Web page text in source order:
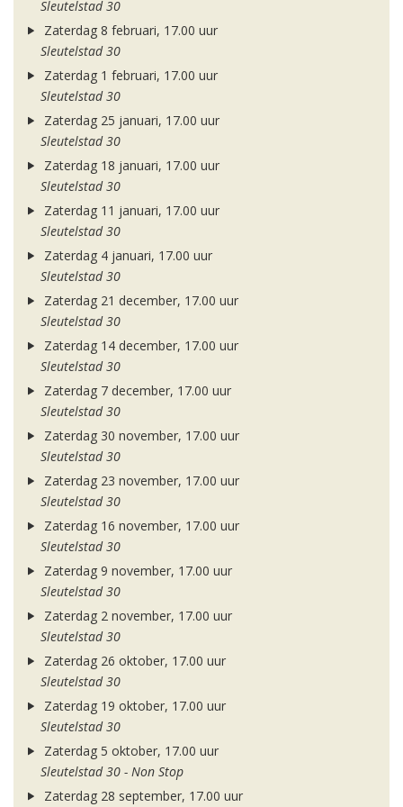
Sleutelstad 30
Zaterdag 8 februari, 17.00 uur
Sleutelstad 30
Zaterdag 1 februari, 17.00 uur
Sleutelstad 30
Zaterdag 25 januari, 17.00 uur
Sleutelstad 30
Zaterdag 18 januari, 17.00 uur
Sleutelstad 30
Zaterdag 11 januari, 17.00 uur
Sleutelstad 30
Zaterdag 4 januari, 17.00 uur
Sleutelstad 30
Zaterdag 21 december, 17.00 uur
Sleutelstad 30
Zaterdag 14 december, 17.00 uur
Sleutelstad 30
Zaterdag 7 december, 17.00 uur
Sleutelstad 30
Zaterdag 30 november, 17.00 uur
Sleutelstad 30
Zaterdag 23 november, 17.00 uur
Sleutelstad 30
Zaterdag 16 november, 17.00 uur
Sleutelstad 30
Zaterdag 9 november, 17.00 uur
Sleutelstad 30
Zaterdag 2 november, 17.00 uur
Sleutelstad 30
Zaterdag 26 oktober, 17.00 uur
Sleutelstad 30
Zaterdag 19 oktober, 17.00 uur
Sleutelstad 30
Zaterdag 5 oktober, 17.00 uur
Sleutelstad 30 - Non Stop
Zaterdag 28 september, 17.00 uur